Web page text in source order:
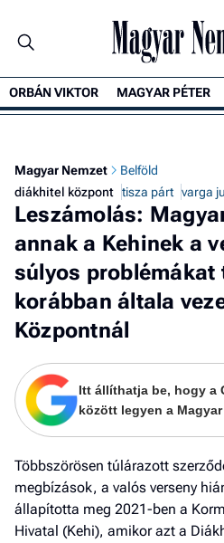
ORBÁN VIKTOR MAGYAR PÉTER
Magyar Nemzet
Belföld
diákhitel központ tisza párt varga
Leszámolás:
annak a Kehinek a
súlyos problémákat
korábban általa
Központnál
Itt állíthatja be, hogy a
között legyen a Magyar
Többszörösen túlárazott
megbízások, a valós verseny
állapította meg 2021-ben a
Hivatal (Kehi), amikor azt a